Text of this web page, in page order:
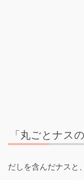
「丸ごとナス
だしを含んだナスと